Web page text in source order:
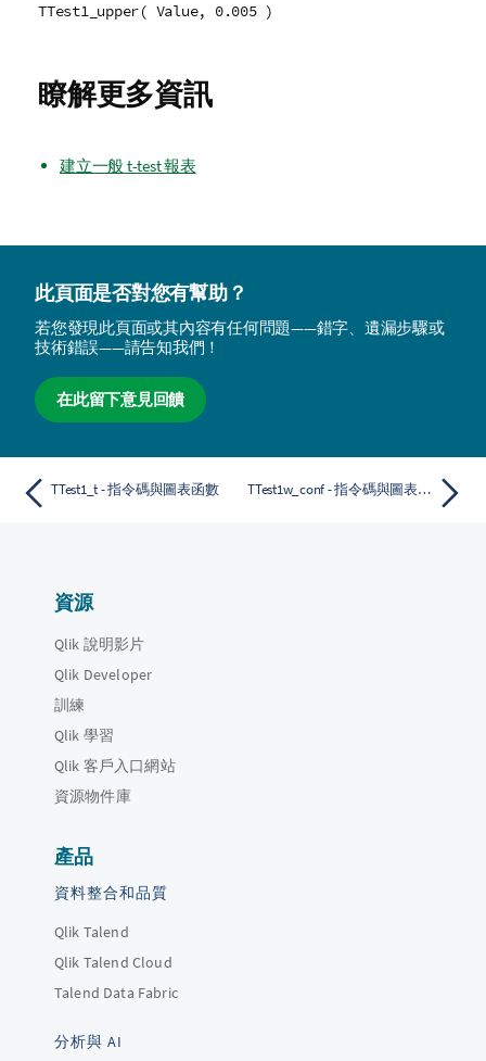
TTest1_upper( Value, 0.005 )
瞭解更多資訊
建立一般 t-test 報表
此頁面是否對您有幫助？
若您發現此頁面或其內容有任何問題——錯字、遺漏步驟或
技術錯誤——請告知我們！
在此留下意見回饋
TTest1_t - 指令碼與圖表函數 TTest1w_conf - 指令碼與圖表函數
資源
Qlik 說明影片
Qlik Developer
訓練
Qlik 學習
Qlik 客戶入口網站
資源物件庫
產品
資料整合和品質
Qlik Talend
Qlik Talend Cloud
Talend Data Fabric
分析與 AI